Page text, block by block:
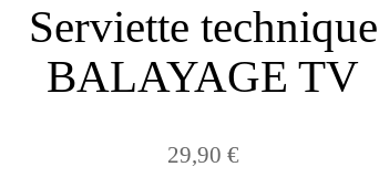
Serviette technique
BALAYAGE TV
29,90 €